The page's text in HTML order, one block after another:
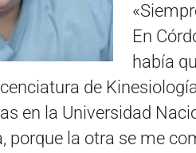
En
había
de
en la Universidad
porque la otra se me